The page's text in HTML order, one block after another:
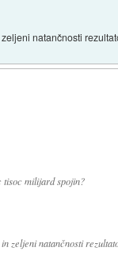
natančnosti
tisoc milijard spojin?
zeljeni natančnosti